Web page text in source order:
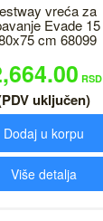
vreća za
Evade 15
cm 68099
RSD
uključen)
Dodaj u korpu
Više detalja